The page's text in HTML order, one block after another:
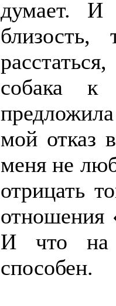
думает. И
собака к
мой отказ
меня не
отрицать
отношения
И что на
способен.